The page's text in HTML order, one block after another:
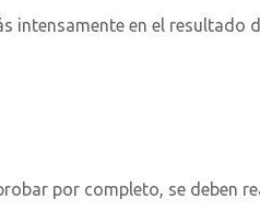
intensamente en el resultado
por completo, se deben